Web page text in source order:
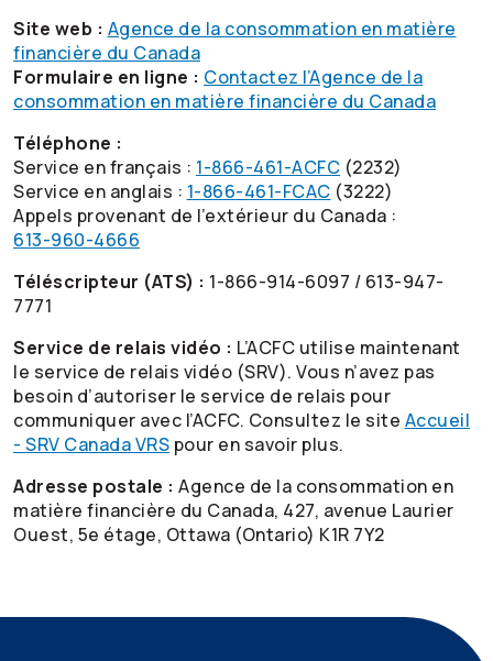
Site web : Agence de la consommation en matière
financière du Canada
Formulaire en ligne : Contactez l’Agence de la
consommation en matière financière du Canada
Téléphone :
Service en français : 1-866-461-ACFC (2232)
Service en anglais : 1-866-461-FCAC (3222)
Appels provenant de l’extérieur du Canada :
613-960-4666
Téléscripteur (ATS) : 1-866-914-6097 / 613-947-
7771
Service de relais vidéo : L’ACFC utilise maintenant
le service de relais vidéo (SRV). Vous n’avez pas
besoin d’autoriser le service de relais pour
communiquer avec l’ACFC. Consultez le site Accueil
- SRV Canada VRS pour en savoir plus.
Adresse postale : Agence de la consommation en
matière financière du Canada, 427, avenue Laurier
Ouest, 5e étage, Ottawa (Ontario) K1R 7Y2